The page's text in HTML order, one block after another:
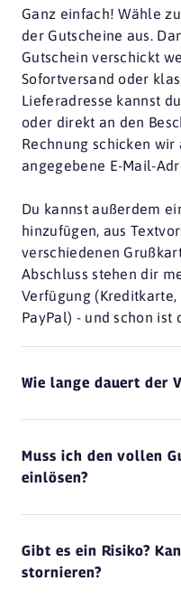
Ganz einfach! Wähle
der Gutscheine aus.
Gutschein verschickt
Sofortversand oder
Lieferadresse kannst
oder direkt an den
Rechnung schicken
angegebene E-Mail-
Du kannst außerdem
hinzufügen, aus
verschiedenen
Abschluss stehen dir
Verfügung (Kreditkarte,
PayPal) - und schon ist
Wie lange dauert der
Muss ich den vollen
einlösen?
Gibt es ein Risiko?
stornieren?